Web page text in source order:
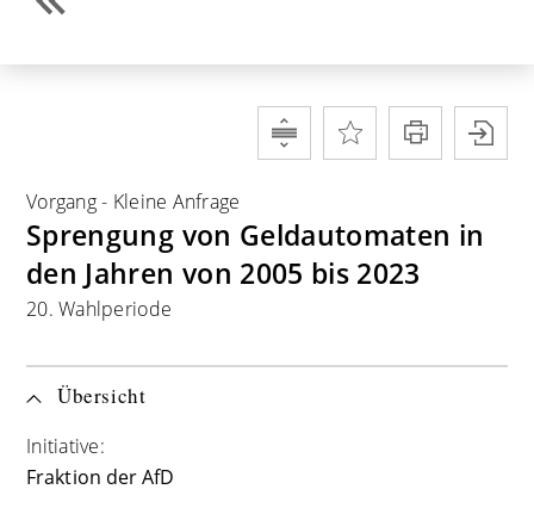
Vorgang- Kleine Anfrage
Sprengung von Geldautomaten in
den Jahren von 2005 bis 2023
20. Wahlperiode
Übersicht
Initiative:
Fraktion der AfD